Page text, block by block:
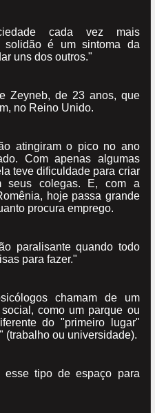
cada vez mais
solidão é um sintoma da
uns dos outros."
Zeyneb, de 23 anos, que
no Reino Unido.
atingiram o pico no ano
Com apenas algumas
teve dificuldade para criar
seus colegas. E, com a
hoje passa grande
procura emprego.
paralisante quando todo
para fazer."
chamam de um
como um parque ou
do "primeiro lugar"
(trabalho ou universidade).
esse tipo de espaço para